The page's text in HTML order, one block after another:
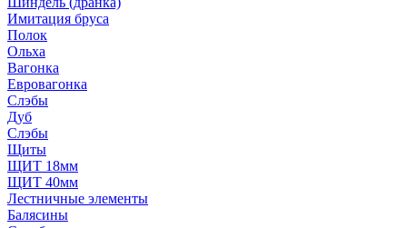
Имитация бруса
Полок
Ольха
Вагонка
Евровагонка
Слэбы
Дуб
Слэбы
Щиты
ЩИТ 18мм
ЩИТ 40мм
Лестничные элементы
Балясины